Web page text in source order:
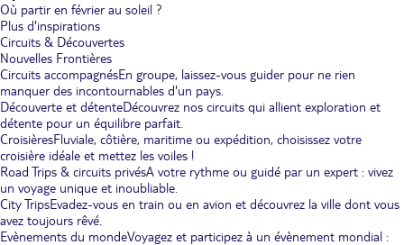
Où partir en février au soleil ?
Plus d'inspirations
Circuits & Découvertes
Nouvelles Frontières
Circuits accompagnésEn groupe, laissez-vous guider pour ne rien
manquer des incontournables d'un pays.
Découverte et détenteDécouvrez nos circuits qui allient exploration et
détente pour un équilibre parfait.
CroisièresFluviale, côtière, maritime ou expédition, choisissez votre
croisière idéale et mettez les voiles !
Road Trips & circuits privésA votre rythme ou guidé par un expert : vivez
un voyage unique et inoubliable.
City TripsEvadez-vous en train ou en avion et découvrez la ville dont vous
avez toujours rêvé.
Evènements du mondeVoyagez et participez à un évènement mondial :